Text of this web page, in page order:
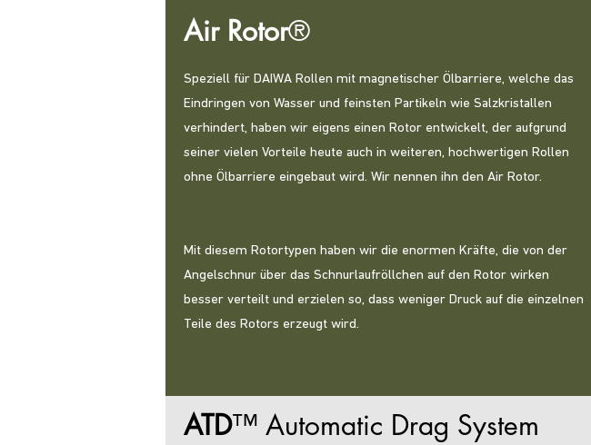
ATD™ Automatic Drag System
Air Rotor®
Speziell für DAIWA Rollen mit magnetischer Ölbarriere, welche das
Eindringen von Wasser und feinsten Partikeln wie Salzkristallen
verhindert, haben wir eigens einen Rotor entwickelt, der aufgrund
seiner vielen Vorteile heute auch in weiteren, hochwertigen Rollen
ohne Ölbarriere eingebaut wird. Wir nennen ihn den Air Rotor.
Mit diesem Rotortypen haben wir die enormen Kräfte, die von der
Angelschnur über das Schnurlaufröllchen auf den Rotor wirken
besser verteilt und erzielen so, dass weniger Druck auf die einzelnen
Teile des Rotors erzeugt wird.